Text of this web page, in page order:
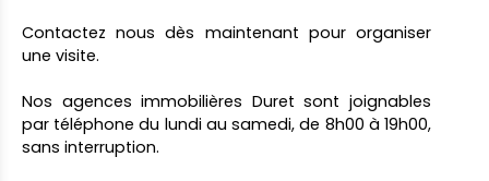
Contactez nous dès maintenant pour organiser
une visite.
Nos agences immobilières Duret sont joignables
par téléphone du lundi au samedi, de 8h00 à 19h00,
sans interruption.